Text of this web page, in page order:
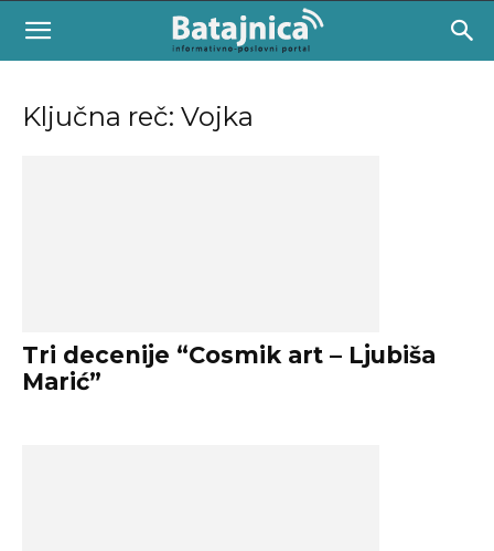
Ključna reč: Vojka
Tri decenije “Cosmik art – Ljubiša
Marić”